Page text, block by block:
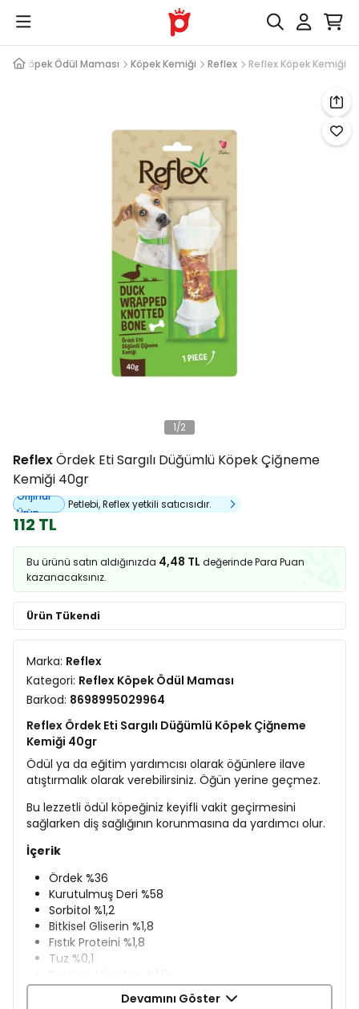
Köpek Ödül Maması Köpek Kemiği Reflex Reflex Köpek Kemiği
1/2
ReflexÖrdek Eti Sargılı Düğümlü Köpek Çiğneme
Kemiği 40gr
Orijinal
Ürün
Petlebi, Reflex yetkili satıcısıdır.
112 TL
Bu ürünü satın aldığınızda 4,48 TL değerinde Para Puan
kazanacaksınız.
Ürün Tükendi
Marka: Reflex
Kategori: Reflex Köpek Ödül Maması
Barkod: 8698995029964
Reflex Ördek Eti Sargılı Düğümlü Köpek Çiğneme
Kemiği 40gr
Ödül ya da eğitim yardımcısı olarak öğünlere ilave
atıştırmalık olarak verebilirsiniz. Öğün yerine geçmez.
Bu lezzetli ödül köpeğiniz keyifli vakit geçirmesini
sağlarken diş sağlığının korunmasına da yardımcı olur.
İçerik
Ördek %36
Kurutulmuş Deri %58
Sorbitol %1,2
Bitkisel Gliserin %1,8
Fıstık Proteini %1,8
Tuz %0,1
Potasyum Sorbat %0,1Devamını Göster